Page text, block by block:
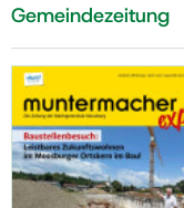
Gemeindezeitung